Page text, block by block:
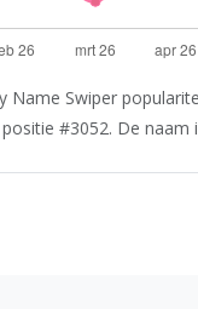
Swiper
#3052. De naam